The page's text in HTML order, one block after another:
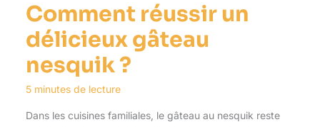
Comment réussir un
délicieux gâteau
nesquik ?
5 minutes de lecture
Dans les cuisines familiales, le gâteau au nesquik reste